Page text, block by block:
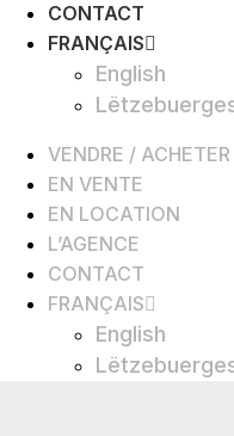
CONTACT
FRANÇAIS
English
VENDRE / ACHETER
EN VENTE
EN LOCATION
L’AGENCE
CONTACT
FRANÇAIS
English